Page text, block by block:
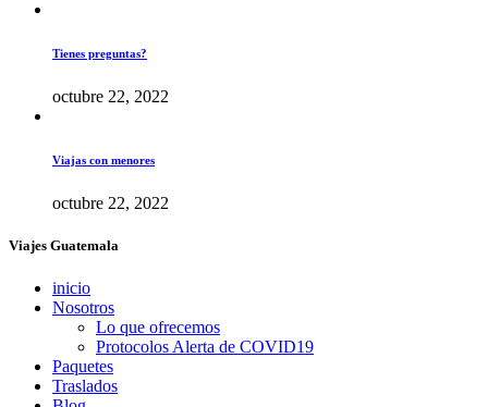
Tienes preguntas?
octubre 22, 2022
Viajas con menores
octubre 22, 2022
Viajes Guatemala
inicio
Nosotros
Lo que ofrecemos
Protocolos Alerta de COVID19
Paquetes
Traslados